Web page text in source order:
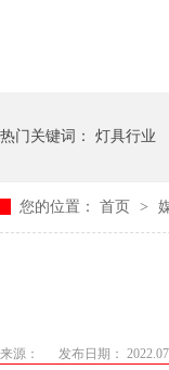
热门关键词： 灯具行业
您的位置： 首页 >
来源： 发布日期：